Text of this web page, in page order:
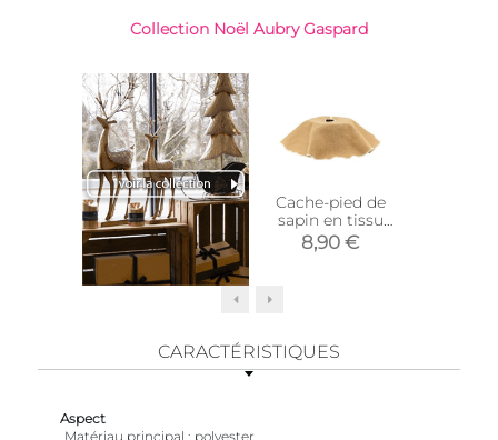
Collection Noël Aubry Gaspard
Cache-pied de
sapin en tissu
(Naturel)
8,90 €
CARACTÉRISTIQUES
Aspect
Matériau principal
polyester